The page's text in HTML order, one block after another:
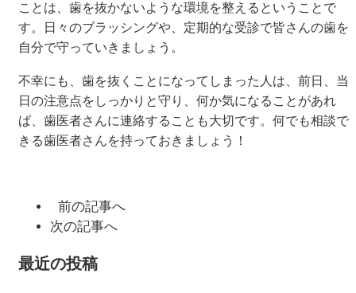
ことは、歯を抜かないような環境を整えるということで
す。日々のブラッシングや、定期的な受診で皆さんの歯を
自分で守っていきましょう。
不幸にも、歯を抜くことになってしまった人は、前日、当
日の注意点をしっかりと守り、何か気になることがあれ
ば、歯医者さんに連絡することも大切です。何でも相談で
きる歯医者さんを持っておきましょう！
前の記事へ
次の記事へ
最近の投稿